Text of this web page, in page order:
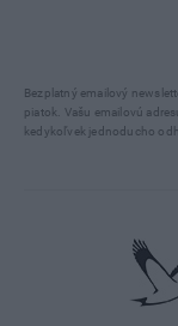
Bezplatný emailový
piatok. Vašu emailovú
kedykoľvek jednoducho